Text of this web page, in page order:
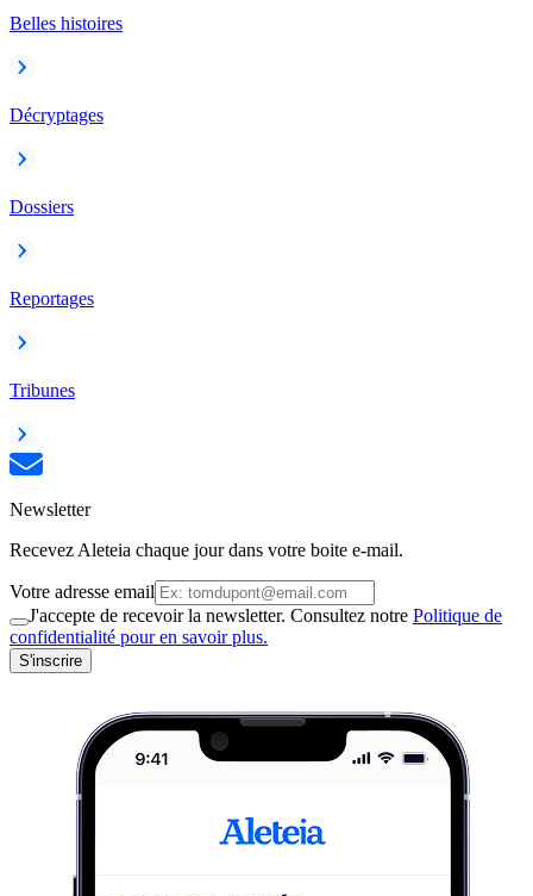
Belles histoires
Décryptages
Dossiers
Reportages
Tribunes
Newsletter
Recevez Aleteia chaque jour dans votre boite e-mail.
Votre adresse email
J'accepte de recevoir la newsletter. Consultez notre Politique de
confidentialité pour en savoir plus.
S'inscrire